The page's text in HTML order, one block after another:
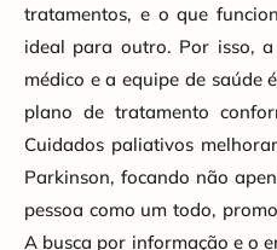
tratamentos, e o que
ideal para outro. Por isso,
médico e a equipe de saúde
plano de tratamento
Cuidados paliativos
Parkinson, focando não
pessoa como um todo,
A busca por informação e o